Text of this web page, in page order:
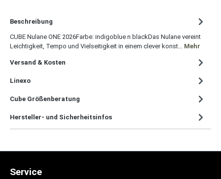
Beschreibung
CUBE Nulane ONE 2026Farbe: indigoblue n blackDas Nulane vereint
Leichtigkeit, Tempo und Vielseitigkeit in einem clever konst… Mehr
Versand & Kosten
Linexo
Cube Größenberatung
Hersteller- und Sicherheitsinfos
Service